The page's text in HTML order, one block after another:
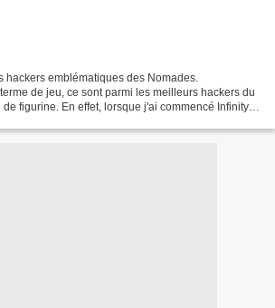
hackers emblématiques des Nomades.
de jeu, ce sont parmi les meilleurs hackers du
figurine. En effet, lorsque j'ai commencé Infinity, à